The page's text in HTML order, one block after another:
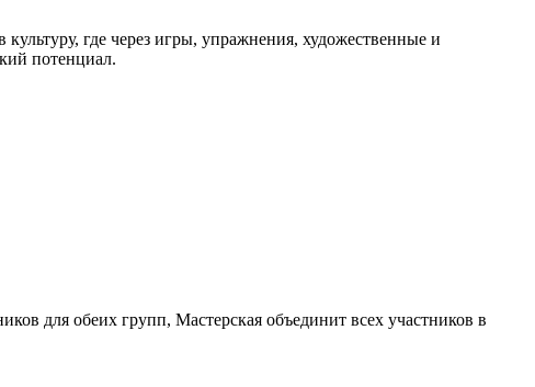
где через игры, упражнения, художественные и
потенциал.
для обеих групп, Мастерская объединит всех участников в